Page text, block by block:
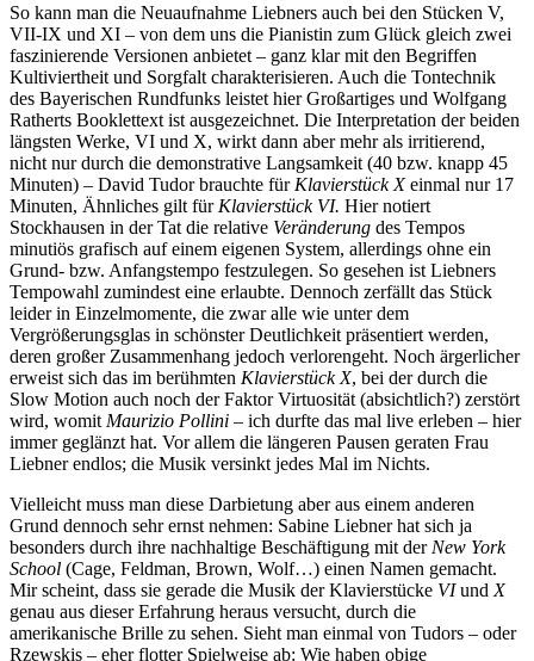
So kann man die Neuaufnahme Liebners auch bei den Stücken V,
VII-IX und XI – von dem uns die Pianistin zum Glück gleich zwei
faszinierende Versionen anbietet – ganz klar mit den Begriffen
Kultiviertheit und Sorgfalt charakterisieren. Auch die Tontechnik
des Bayerischen Rundfunks leistet hier Großartiges und Wolfgang
Ratherts Booklettext ist ausgezeichnet. Die Interpretation der beiden
längsten Werke, VI und X, wirkt dann aber mehr als irritierend,
nicht nur durch die demonstrative Langsamkeit (40 bzw. knapp 45
Minuten) – David Tudor brauchte für Klavierstück Xeinmal nur 17
Minuten, Ähnliches gilt für Klavierstück VI. Hier notiert
Stockhausen in der Tat die relative Veränderung des Tempos
minutiös grafisch auf einem eigenen System, allerdings ohne ein
Grund- bzw. Anfangstempo festzulegen. So gesehen ist Liebners
Tempowahl zumindest eine erlaubte. Dennoch zerfällt das Stück
leider in Einzelmomente, die zwar alle wie unter dem
Vergrößerungsglas in schönster Deutlichkeit präsentiert werden,
deren großer Zusammenhang jedoch verlorengeht. Noch ärgerlicher
erweist sich das im berühmten Klavierstück X, bei der durch die
Slow Motion auch noch der Faktor Virtuosität (absichtlich?) zerstört
wird, womit Maurizio Pollini – ich durfte das mal live erleben – hier
immer geglänzt hat. Vor allem die längeren Pausen geraten Frau
Liebner endlos; die Musik versinkt jedes Mal im Nichts.
Vielleicht muss man diese Darbietung aber aus einem anderen
Grund dennoch sehr ernst nehmen: Sabine Liebner hat sich ja
besonders durch ihre nachhaltige Beschäftigung mit der New York
School (Cage, Feldman, Brown, Wolf…) einen Namen gemacht.
Mir scheint, dass sie gerade die Musik der Klavierstücke VIund X
genau aus dieser Erfahrung heraus versucht, durch die
amerikanische Brille zu sehen. Sieht man einmal von Tudors – oder
Rzewskis – eher flotter Spielweise ab: Wie haben obige